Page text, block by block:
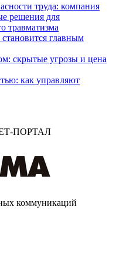
труда: компания
решения для
травматизма
главным
скрытые угрозы и цена
как управляют
ПОРТАЛ
коммуникаций